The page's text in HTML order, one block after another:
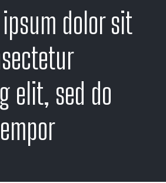
dolor sit
elit, sed do